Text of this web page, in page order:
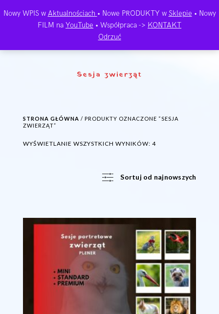
Sesja zwierząt
STRONA GŁÓWNA / PRODUKTY OZNACZONE “SESJA
ZWIERZĄT”
WYŚWIETLANIE WSZYSTKICH WYNIKÓW: 4POSORTOWANE
Sortuj od najnowszych
Nowy WPIS w Aktualnościach • Nowe PRODUKTY w Sklepie • Nowy
FILM na YouTube • Współpraca -> KONTAKT
Odrzuć